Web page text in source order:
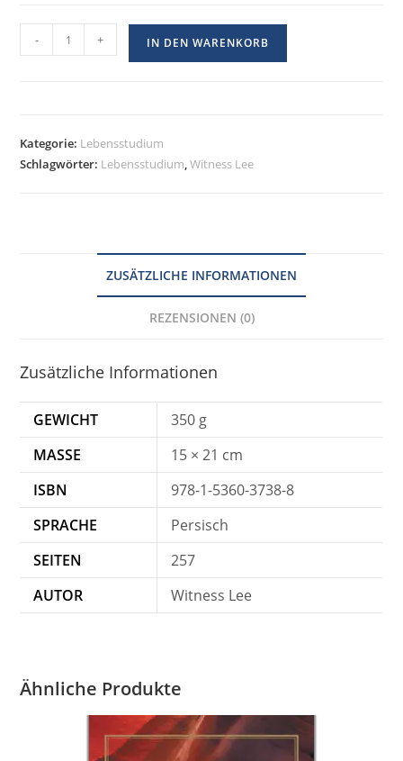
- + IN DEN WARENKORB
Kategorie: Lebensstudium
Schlagwörter: Lebensstudium,Witness Lee
ZUSÄTZLICHE INFORMATIONEN
REZENSIONEN (0)
Zusätzliche Informationen
GEWICHT
350 g
MASSE
15 × 21 cm
ISBN
978-1-5360-3738-8
SPRACHE
Persisch
SEITEN
257
AUTOR
Witness Lee
Ähnliche Produkte